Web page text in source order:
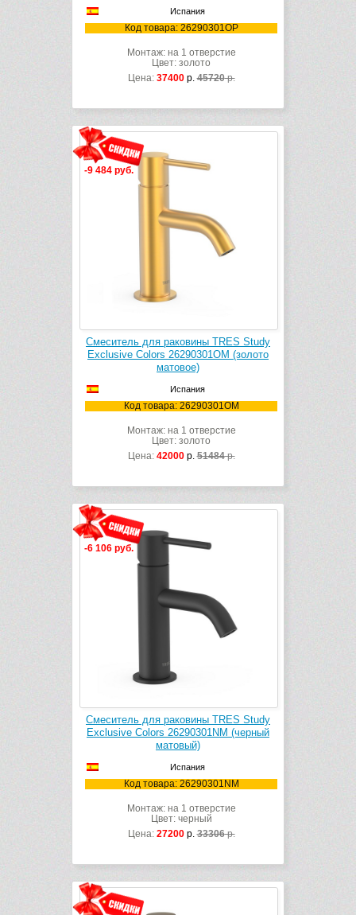
Испания
Код товара: 26290301OP
Монтаж: на 1 отверстие
Цвет: золото
Цена: 37400р.45720р.
-9 484 руб.
Смеситель для раковины TRES Study
Exclusive Colors 26290301OM (золото
матовое)
Испания
Код товара: 26290301OM
Монтаж: на 1 отверстие
Цвет: золото
Цена: 42000р.51484р.
-6 106 руб.
Смеситель для раковины TRES Study
Exclusive Colors 26290301NM (черный
матовый)
Испания
Код товара: 26290301NM
Монтаж: на 1 отверстие
Цвет: черный
Цена: 27200р.33306р.